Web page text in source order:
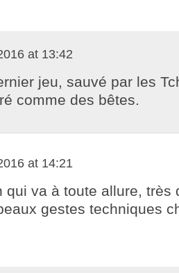
at 13:42
jeu, sauvé par les
comme des bêtes.
at 14:21
qui va à toute allure, très
gestes techniques